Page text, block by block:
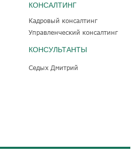
КОНСАЛТИНГ
Кадровый консалтинг
Управленческий консалтинг
КОНСУЛЬТАНТЫ
Седых Дмитрий